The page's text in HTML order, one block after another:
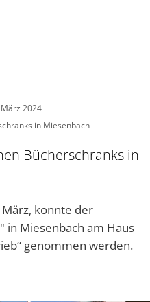
März 2024
in Miesenbach
Bücherschranks in
konnte der
in Miesenbach am Haus
genommen werden.